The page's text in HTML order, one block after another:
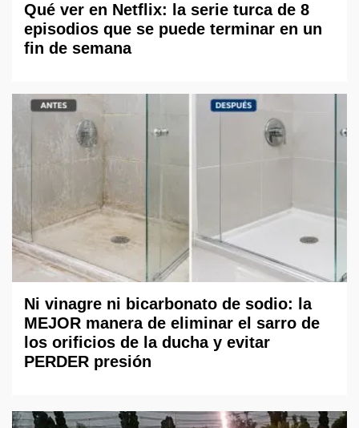
Qué ver en Netflix: la serie turca de 8
episodios que se puede terminar en un
fin de semana
Ni vinagre ni bicarbonato de sodio: la
MEJOR manera de eliminar el sarro de
los orificios de la ducha y evitar
PERDER presión